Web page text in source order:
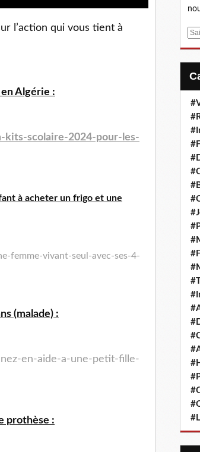
l’action qui vous tient à
Algérie :
kits-scolaire-2024-pour-les-
à acheter un frigo et une
femme-vivant-seul-avec-ses-4-
(malade) :
en-aide-a-une-petit-fille-
prothèse :
E